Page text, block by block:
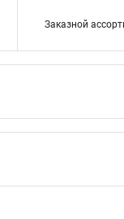
Заказной